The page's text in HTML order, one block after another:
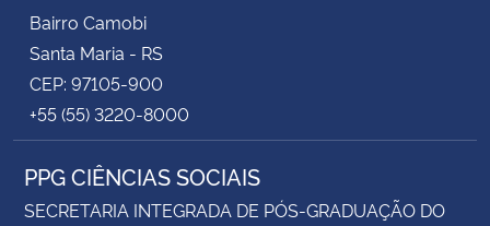
Bairro Camobi
Santa Maria - RS
CEP: 97105-900
+55 (55) 3220-8000
PPG CIÊNCIAS SOCIAIS
SECRETARIA INTEGRADA DE PÓS-GRADUAÇÃO DO